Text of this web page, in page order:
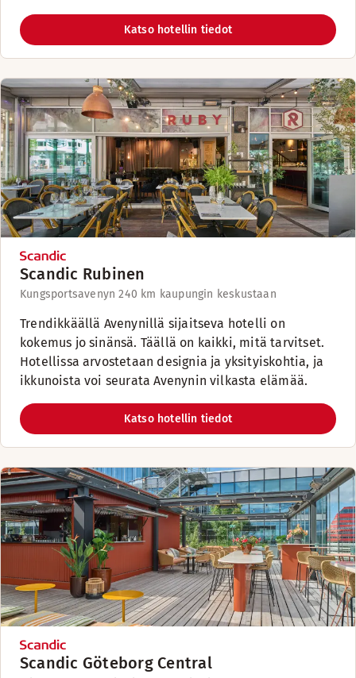
Katso hotellin tiedot
Scandic Rubinen
Kungsportsavenyn 240 km kaupungin keskustaan
Trendikkäällä Avenynillä sijaitseva hotelli on
kokemus jo sinänsä. Täällä on kaikki, mitä tarvitset.
Hotellissa arvostetaan designia ja yksityiskohtia, ja
ikkunoista voi seurata Avenynin vilkasta elämää.
Katso hotellin tiedot
Scandic Göteborg Central